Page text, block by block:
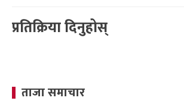
प्रतिक्रिया दिनुहोस्
ताजा समाचार